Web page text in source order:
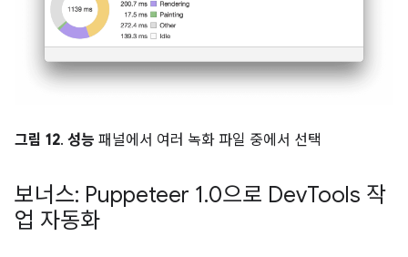
그림 12. 성능 패널에서 여러 녹화 파일 중에서 선택
보너스: Puppeteer 1.0으로 DevTools 작
업 자동화